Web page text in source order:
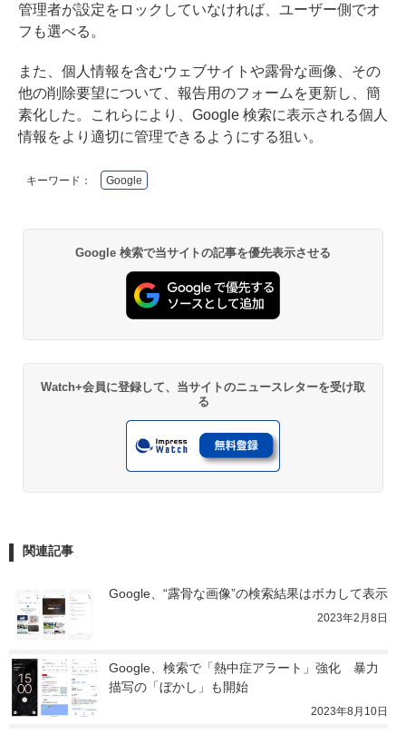
管理者が設定をロックしていなければ、ユーザー側でオ
フも選べる。
また、個人情報を含むウェブサイトや露骨な画像、その
他の削除要望について、報告用のフォームを更新し、簡
素化した。これらにより、Google 検索に表示される個人
情報をより適切に管理できるようにする狙い。
キーワード： Google
Google 検索で当サイトの記事を優先表示させる
Watch+会員に登録して、当サイトのニュースレターを受け取
る
関連記事
Google、“露骨な画像”の検索結果はボカして表示
2023年2月8日
Google、検索で「熱中症アラート」強化　暴力
描写の「ぼかし」も開始
2023年8月10日